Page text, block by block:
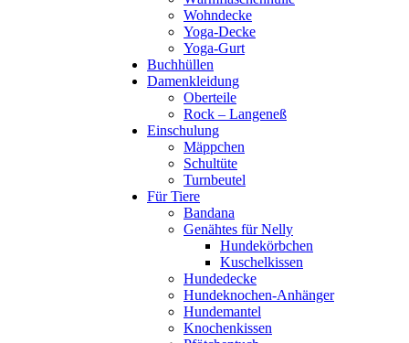
Wohndecke
Yoga-Decke
Yoga-Gurt
Buchhüllen
Damenkleidung
Oberteile
Rock – Langeneß
Einschulung
Mäppchen
Schultüte
Turnbeutel
Für Tiere
Bandana
Genähtes für Nelly
Hundekörbchen
Kuschelkissen
Hundedecke
Hundeknochen-Anhänger
Hundemantel
Knochenkissen